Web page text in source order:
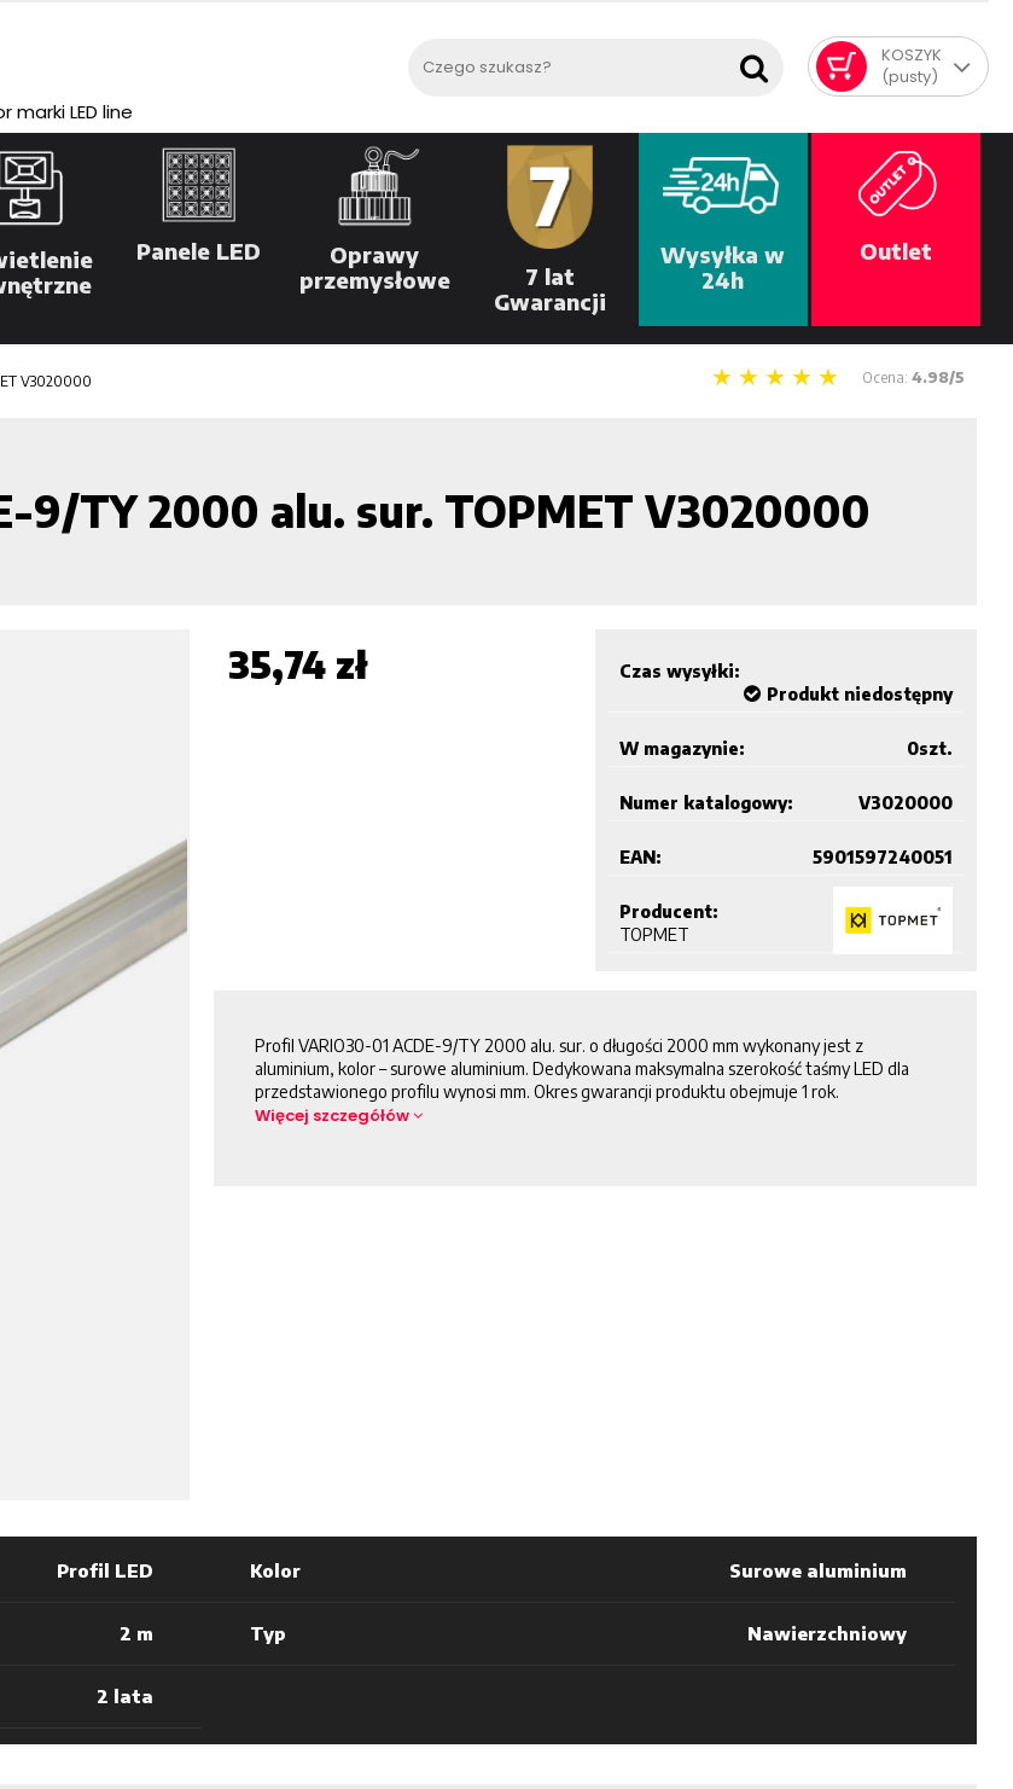
KOSZYK
(pusty)
LED line
Panele LED
Oprawy
przemysłowe
7 lat
Gwarancji
Wysyłka w
24h
Outlet
V3020000 Ocena: 4.98/5
9/TY 2000 alu. sur. TOPMET V3020000
35,74 zł
Czas wysyłki:
Produkt niedostępny
W magazynie: szt.
0
Numer katalogowy: V3020000
EAN: 5901597240051
Producent:
TOPMET
Profil VARIO30-01 ACDE-9/TY 2000 alu. sur. o długości 2000 mm wykonany jest z
aluminium, kolor – surowe aluminium. Dedykowana maksymalna szerokość taśmy LED dla
przedstawionego profilu wynosi mm. Okres gwarancji produktu obejmuje 1 rok.
Więcej szczegółów
Profil LED Kolor Surowe aluminium
2 m Typ Nawierzchniowy
2 lata